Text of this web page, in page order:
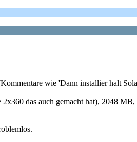
wie 'Dann installier halt
das auch gemacht hat), 2048